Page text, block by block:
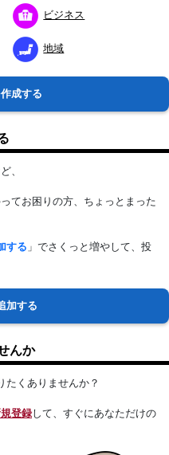
ビジネス
地域
成する
、
てお困りの方、ちょっとまった
する 」でさくっと増やして、投
加する
んか
たくありませんか？
登録して、すぐにあなただけの